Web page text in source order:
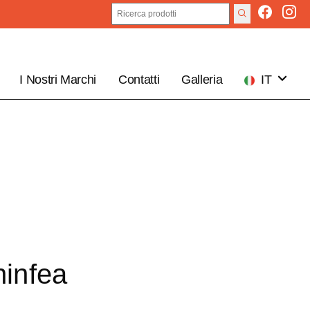
I Nostri Marchi Contatti Galleria
IT